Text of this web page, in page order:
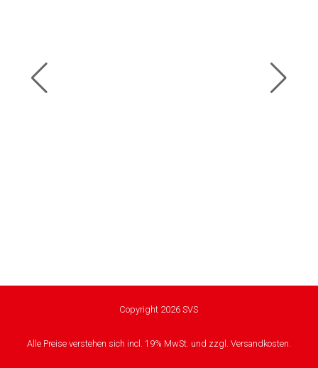
Copyright 2026 SVS
Alle Preise verstehen sich incl. 19% MwSt. und zzgl. Versandkosten.